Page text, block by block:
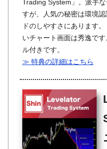
Trading System」。派手
すが、人気の秘密は環境
ドのしやすさにあります
いチャート画面は秀逸で
ル付きです。
≫ 特典の詳細はこちら